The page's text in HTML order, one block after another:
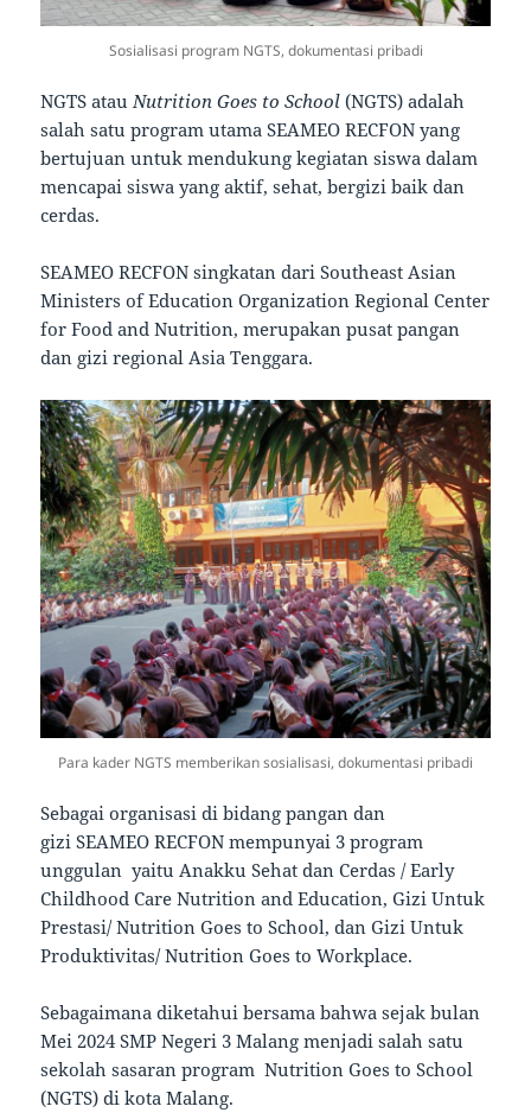
Sosialisasi program NGTS, dokumentasi pribadi
NGTS atauNutrition Goes to School (NGTS) adalah
salah satu program utama SEAMEO RECFON yang
bertujuan untuk mendukung kegiatan siswa dalam
mencapai siswa yang aktif, sehat, bergizi baik dan
cerdas.
SEAMEO RECFON singkatan dari Southeast Asian
Ministers of Education Organization Regional Center
for Food and Nutrition, merupakan pusat pangan
dan gizi regional Asia Tenggara.
Para kader NGTS memberikan sosialisasi, dokumentasi pribadi
Sebagai organisasi di bidang pangan dan
gizi SEAMEO RECFON mempunyai 3 program
unggulan yaitu Anakku Sehat dan Cerdas / Early
Childhood Care Nutrition and Education, Gizi Untuk
Prestasi/ Nutrition Goes to School, dan Gizi Untuk
Produktivitas/ Nutrition Goes to Workplace.
Sebagaimana diketahui bersama bahwa sejak bulan
Mei 2024 SMP Negeri 3 Malang menjadi salah satu
sekolah sasaran program Nutrition Goes to School
(NGTS) di kota Malang.